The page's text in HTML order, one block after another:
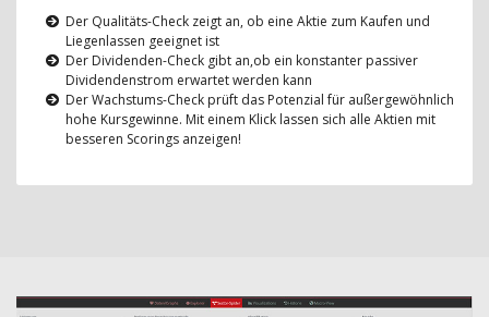
Der Qualitäts-Check zeigt an, ob eine Aktie zum Kaufen und
Liegenlassen geeignet ist
Der Dividenden-Check gibt an,ob ein konstanter passiver
Dividendenstrom erwartet werden kann
Der Wachstums-Check prüft das Potenzial für außergewöhnlich
hohe Kursgewinne. Mit einem Klick lassen sich alle Aktien mit
besseren Scorings anzeigen!